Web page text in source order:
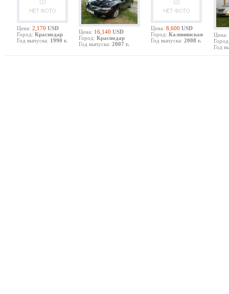
Цена: 2,170 USD
Город: Краснодар
Год выпуска: 1990 г.
Цена: 16,140 USD
Город: Краснодар
Год выпуска: 2007 г.
Цена: 8,600 USD
Город: Калининская
Год выпуска: 2008 г.
Цена:
Год